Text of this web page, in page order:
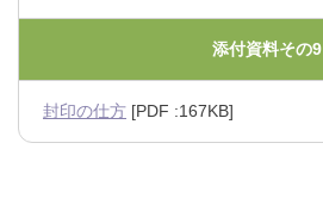
添付資料その9
封印の仕方 [PDF :167KB]